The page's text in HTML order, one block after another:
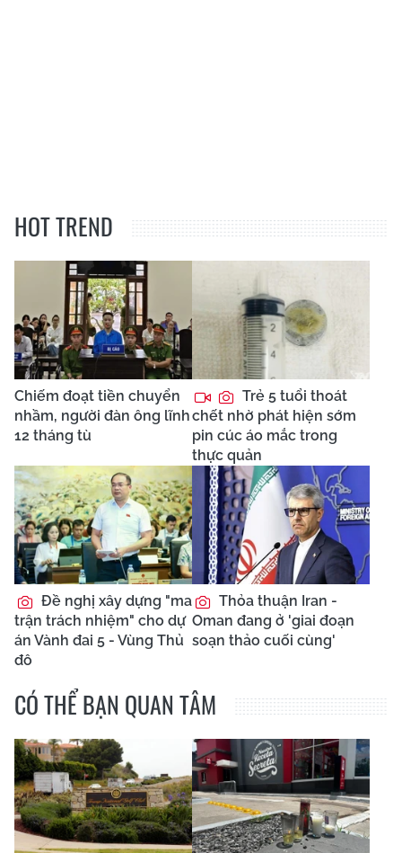
HOT TREND
Chiếm đoạt tiền chuyển
nhầm, người đàn ông lĩnh
12 tháng tù
Trẻ 5 tuổi thoát
chết nhờ phát hiện sớm
pin cúc áo mắc trong
thực quản
Đề nghị xây dựng "ma
trận trách nhiệm" cho dự
án Vành đai 5 - Vùng Thủ
đô
Thỏa thuận Iran -
Oman đang ở 'giai đoạn
soạn thảo cuối cùng'
CÓ THỂ BẠN QUAN TÂM